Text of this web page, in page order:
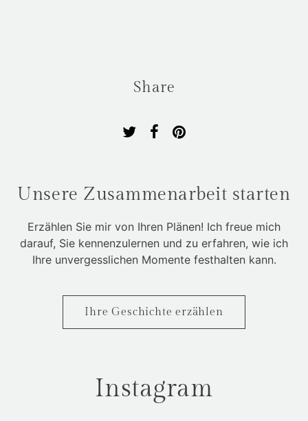
Share
Unsere Zusammenarbeit starten
Erzählen Sie mir von Ihren Plänen! Ich freue mich
darauf, Sie kennenzulernen und zu erfahren, wie ich
Ihre unvergesslichen Momente festhalten kann.
Ihre Geschichte erzählen
Instagram